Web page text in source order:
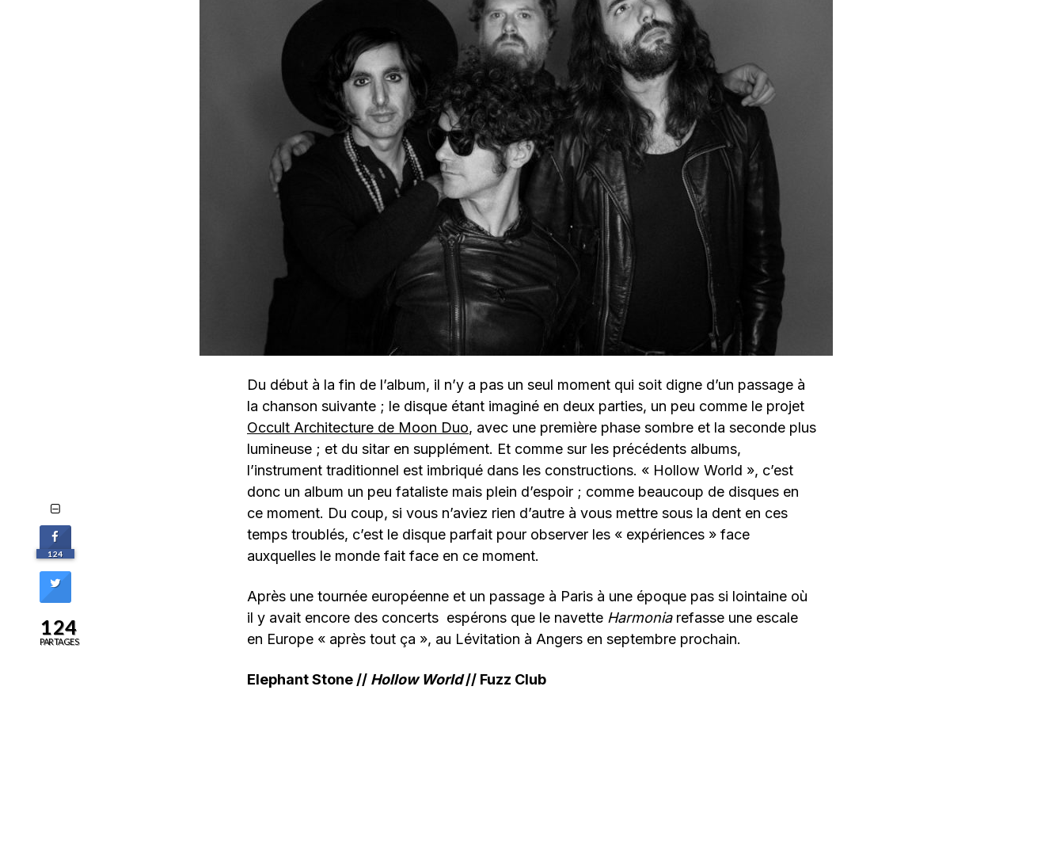
Du début à la fin de l’album, il n’y a pas un seul moment qui soit digne d’un passage à
la chanson suivante ; le disque étant imaginé en deux parties, un peu comme le projet
Occult Architecture de Moon Duo, avec une première phase sombre et la seconde plus
lumineuse ; et du sitar en supplément. Et comme sur les précédents albums,
l’instrument traditionnel est imbriqué dans les constructions. « Hollow World », c’est
donc un album un peu fataliste mais plein d’espoir ; comme beaucoup de disques en
ce moment. Du coup, si vous n’aviez rien d’autre à vous mettre sous la dent en ces
temps troublés, c’est le disque parfait pour observer les « expériences » face
auxquelles le monde fait face en ce moment.
Après une tournée européenne et un passage à Paris à une époque pas si lointaine où
il y avait encore des concerts espérons que le navette Harmoniarefasse une escale
en Europe « après tout ça », au Lévitation à Angers en septembre prochain.
Elephant Stone // Hollow World// Fuzz Club
124
124
PARTAGES